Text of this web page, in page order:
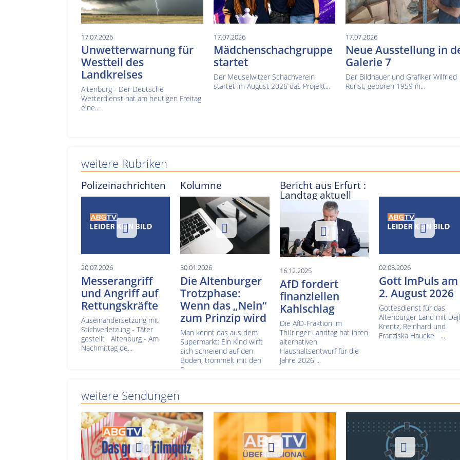
17.07.2026
Unwetterwarnung für
Westteil des
Landkreises
Altenburg - Der Deutsche
Wetterdienst hat am heutigen Freitag
eine...
17.07.2026
Mädchenschachgruppe
startet
Der Meuselwitzer Schachverein
startet im August 2026 das Projekt...
17.07.2026
Neue Ausstellung in
Galerie 7
Der Bildhauer und Grafiker Wilfried
Runst, geboren 1959 in...
weitere Rubriken
Polizeinachrichten
20.07.2026
Messerangriff
und Angriff auf
Rettungskräfte
Auseinandersetzung mit
Stichverletzung - Täter
gestellt Altenburg - Am
Nachmittag de...
Kolumne
30.01.2026
Die Altenburger
Trotzphase:
Wenn das „Nein“
zum Prinzip wird
Man kennt das aus dem
Supermarkt: Ein Kind wirft
sich schreiend auf den
Boden, trommelt mit den
F...
Bericht aus Erfurt :
Landtag aktuell
16.12.2025
AfD fordert
finanziellen
Kahlschlag
Die AfD-Fraktion im
Thüringer Landtag hat ihren
alternativen
Haushaltsentwurf für die
Jahre 2026 ...
02.08.2026
Gott ImPuls am
2. August 2026
Gottesdienst für das
Altenburger Land mit
Krentz, Reinhard und
Franziska Haucke ...
weitere Sendungen